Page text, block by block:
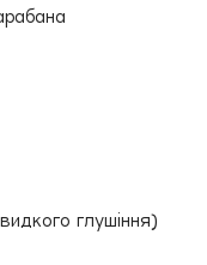
глушіння)